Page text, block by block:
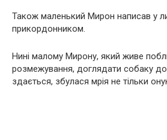
Також маленький Мирон написав у
прикордонником.
Нині малому Мирону, який живе
розмежування, доглядати собаку
здається, збулася мрія не тільки